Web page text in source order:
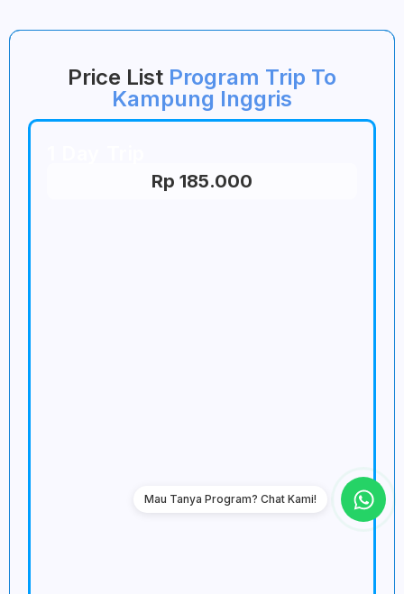
Mau Tanya Program? Chat Kami!
Price List Program Trip To
Kampung Inggris
Rp 185.000